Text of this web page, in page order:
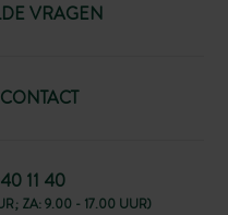
VRAGEN
11 40
ZA: 9.00 - 17.00 UUR)